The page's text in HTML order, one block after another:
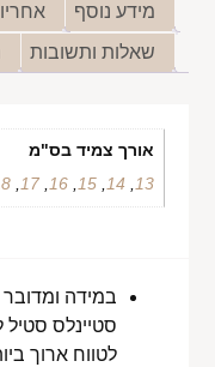
מידע נוסף
שאלות ותשובות
אורך צמיד בס"מ
13
,
14
,
15
,
16
,
17
,
סטיינלס סטיל
לטווח ארוך